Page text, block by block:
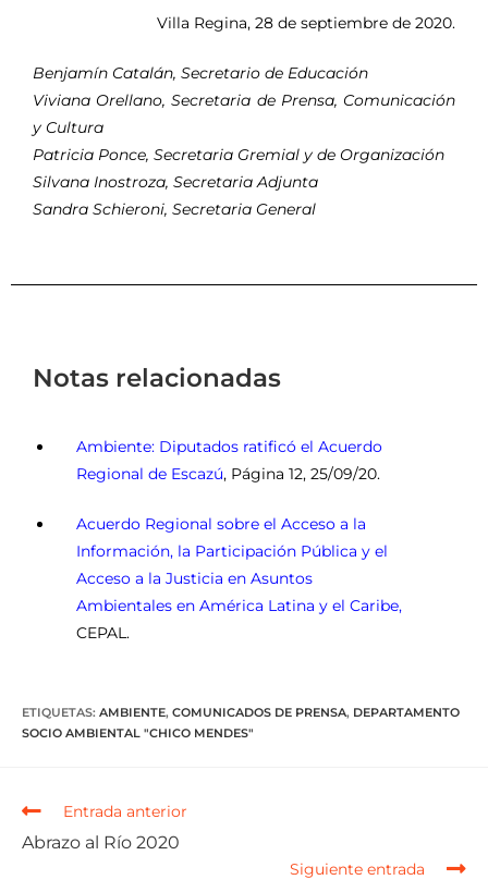
Villa Regina, 28 de septiembre de 2020.
Benjamín Catalán, Secretario de Educación
Viviana Orellano, Secretaria de Prensa, Comunicación
y Cultura
Patricia Ponce, Secretaria Gremial y de Organización
Silvana Inostroza, Secretaria Adjunta
Sandra Schieroni, Secretaria General
Notas relacionadas
Ambiente: Diputados ratificó el Acuerdo
Regional de Escazú, Página 12, 25/09/20.
Acuerdo Regional sobre el Acceso a la
Información, la Participación Pública y el
Acceso a la Justicia en Asuntos
Ambientales en América Latina y el Caribe,
CEPAL.
ETIQUETAS: AMBIENTE, COMUNICADOS DE PRENSA, DEPARTAMENTO
SOCIO AMBIENTAL "CHICO MENDES"
Entrada anterior
Abrazo al Río 2020
Siguiente entrada